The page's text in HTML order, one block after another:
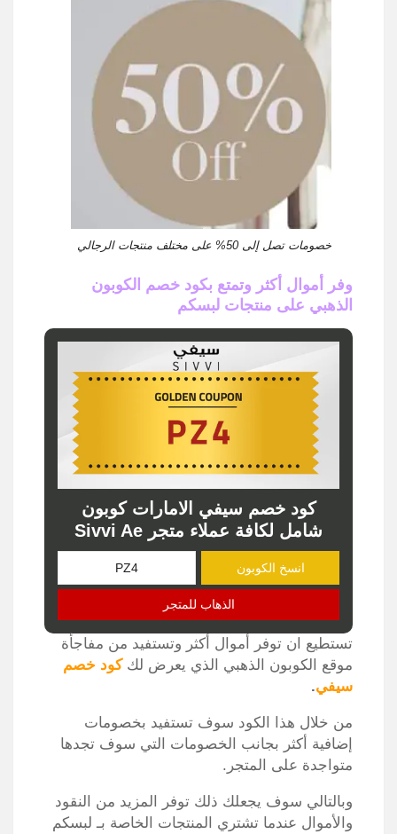
خصومات تصل إلى 50% على مختلف منتجات الرجالي
وفر أموال أكثر وتمتع بكود خصم الكوبون
الذهبي على منتجات لبسكم
كود خصم سيفي الامارات كوبون
شامل لكافة عملاء متجر Sivvi Ae
انسخ الكوبون
الذهاب للمتجر
تستطيع ان توفر أموال أكثر وتستفيد من مفاجأة
موقع الكوبون الذهبي الذي يعرض لككود خصم
سيفي.
من خلال هذا الكود سوف تستفيد بخصومات
إضافية أكثر بجانب الخصومات التي سوف تجدها
متواجدة على المتجر.
وبالتالي سوف يجعلك ذلك توفر المزيد من النقود
والأموال عندما تشتري المنتجات الخاصة بـ لبسكم